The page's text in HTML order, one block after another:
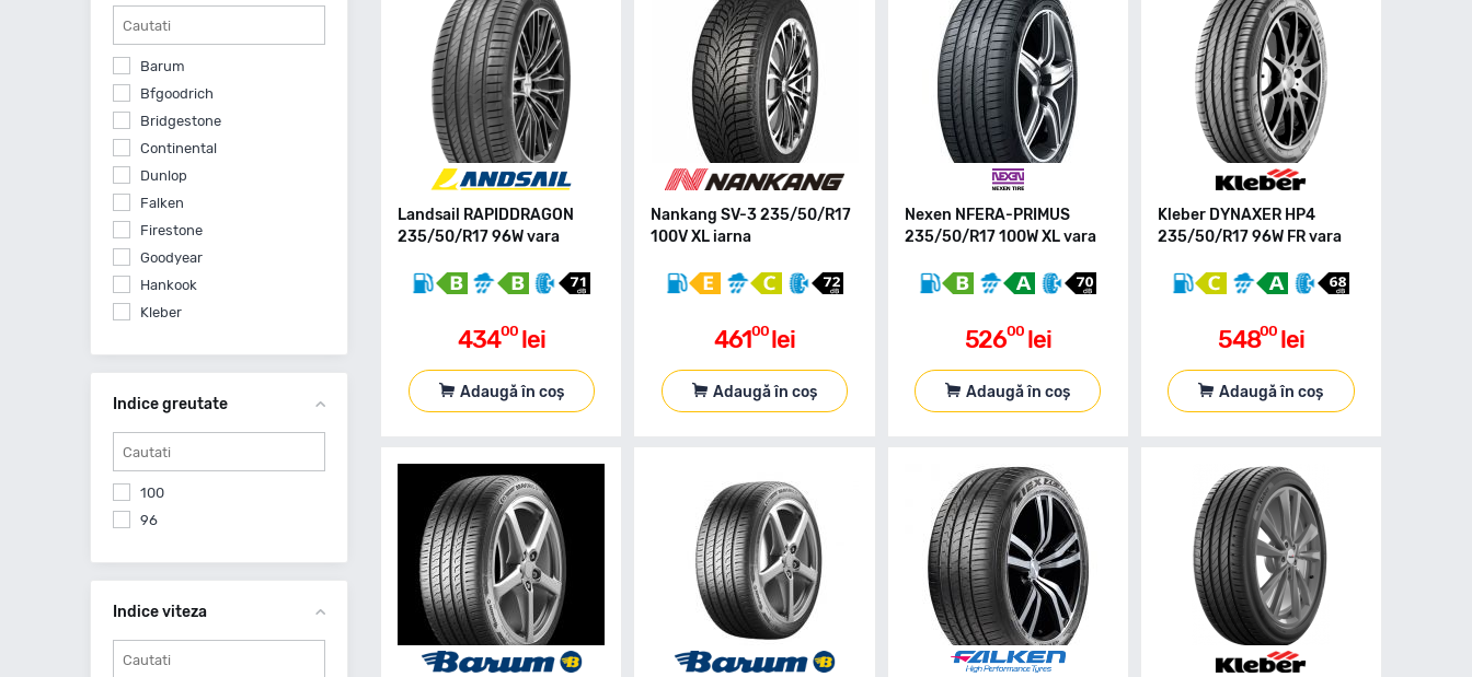
Landsail RAPIDDRAGON
235/50/R17 96W vara
43400 lei
Adaugă în coș
Nankang SV-3 235/50/R17
100V XL iarna
46100 lei
Adaugă în coș
Nexen NFERA-PRIMUS
235/50/R17 100W XL vara
52600 lei
Adaugă în coș
Kleber DYNAXER HP4
235/50/R17 96W FR vara
54800 lei
Adaugă în coș
Barum
Bfgoodrich
Bridgestone
Continental
Dunlop
Falken
Firestone
Goodyear
Hankook
Kleber
Maxxis
Michelin
Nokian Tyres
Sailun
Tracmax
Indice greutate
100
96
Indice viteza